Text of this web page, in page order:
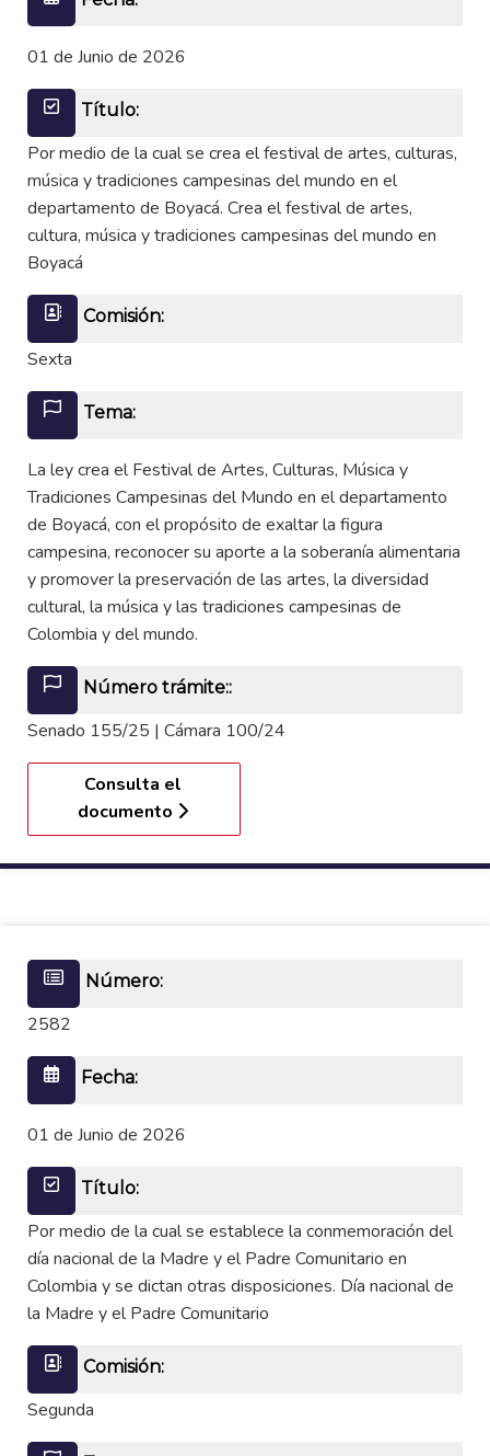
01 de Junio de 2026
Título:
Por medio de la cual se crea el festival de artes, culturas,
música y tradiciones campesinas del mundo en el
departamento de Boyacá. Crea el festival de artes,
cultura, música y tradiciones campesinas del mundo en
Boyacá
Comisión:
Sexta
Tema:
La ley crea el Festival de Artes, Culturas, Música y
Tradiciones Campesinas del Mundo en el departamento
de Boyacá, con el propósito de exaltar la figura
campesina, reconocer su aporte a la soberanía alimentaria
y promover la preservación de las artes, la diversidad
cultural, la música y las tradiciones campesinas de
Colombia y del mundo.
Número trámite::
Senado 155/25 | Cámara 100/24
Consulta el
documento
Número:
2582
Fecha:
01 de Junio de 2026
Título:
Por medio de la cual se establece la conmemoración del
día nacional de la Madre y el Padre Comunitario en
Colombia y se dictan otras disposiciones. Día nacional de
la Madre y el Padre Comunitario
Comisión:
Segunda